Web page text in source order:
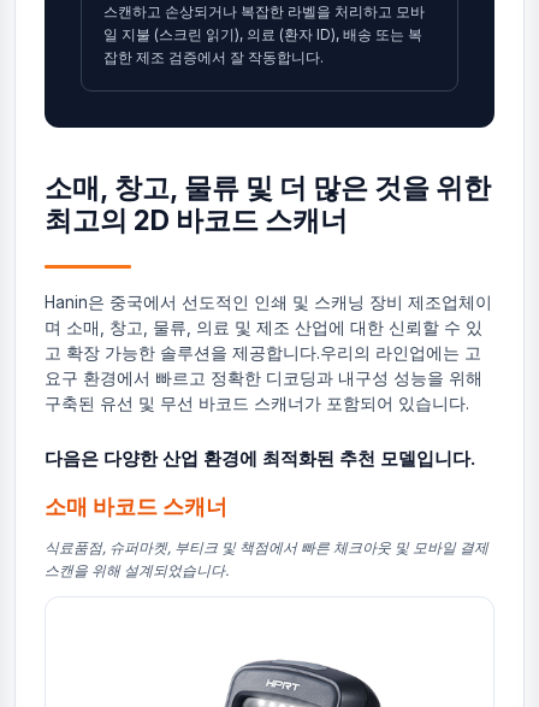
스캔하고 손상되거나 복잡한 라벨을 처리하고 모바
일 지불 (스크린 읽기), 의료 (환자 ID), 배송 또는 복
잡한 제조 검증에서 잘 작동합니다.
소매, 창고, 물류 및 더 많은 것을 위한
최고의 2D 바코드 스캐너
Hanin은 중국에서 선도적인 인쇄 및 스캐닝 장비 제조업체이
며 소매, 창고, 물류, 의료 및 제조 산업에 대한 신뢰할 수 있
고 확장 가능한 솔루션을 제공합니다.우리의 라인업에는 고
요구 환경에서 빠르고 정확한 디코딩과 내구성 성능을 위해
구축된 유선 및 무선 바코드 스캐너가 포함되어 있습니다.
다음은 다양한 산업 환경에 최적화된 추천 모델입니다.
소매 바코드 스캐너
식료품점, 슈퍼마켓, 부티크 및 책점에서 빠른 체크아웃 및 모바일 결제
스캔을 위해 설계되었습니다.